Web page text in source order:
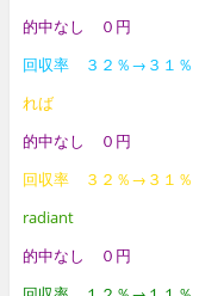
的中なし ０円
回収率 ３２ ％→３１％
れば
的中なし ０円
回収率 ３２％→３１％
radiant
的中なし ０円